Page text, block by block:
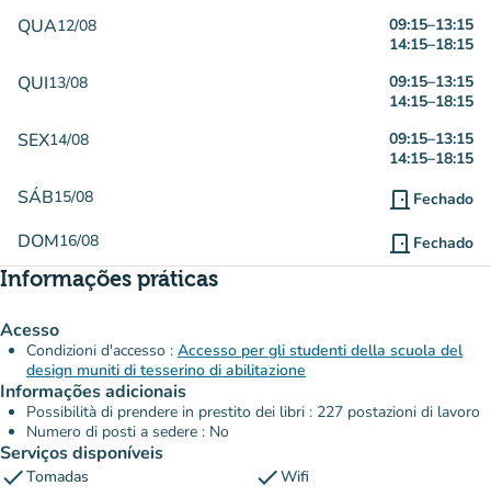
QUA12/08 09:15–13:15
14:15–18:15
QUI13/08 09:15–13:15
14:15–18:15
SEX14/08 09:15–13:15
14:15–18:15
SÁB15/08 door_front Fechado
DOM16/08 door_front Fechado
Informações práticas
Acesso
Condizioni d'accesso : Accesso per gli studenti della scuola del
design muniti di tesserino di abilitazione
Informações adicionais
Possibilità di prendere in prestito dei libri : 227 postazioni di lavoro
Numero di posti a sedere : No
Serviços disponíveis
checkTomadas checkWifi